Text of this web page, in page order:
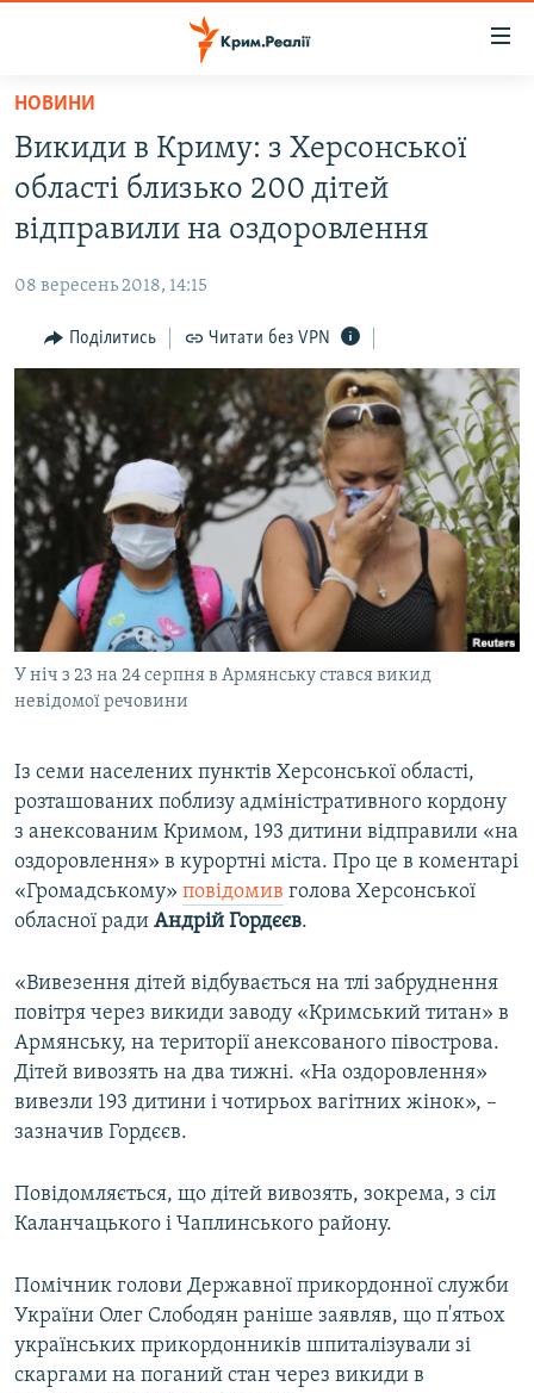
Перейти
основного
матеріалу
Перейти
до
основної
навігації
Перейти
до
пошуку
ВОДА.КРИМ
ВІДЕО ТА ФОТО
БЛОГИ
ПОГЛЯД
ІНТЕРВ'Ю
ВСЕ ЗА ДЕНЬ
СПЕЦПРОЕКТИ
ДЕПОРТАЦІЯ
ВІДЕОУРОКИ «ELIFBE»
СВІДЧЕННЯ ОКУПАЦІЇ
УКРАЇНСЬКА ПРОБЛЕМА КРИМУ
ІНФОГРАФІКА
ЯК ОБІЙТИ БЛОКУВАННЯ
Русский
Qırımtatar
ДОЛУЧАЙСЯ!
Усі сайти RFE/RL
НОВИНИ
Викиди в Криму: з Херсонської
області близько 200 дітей
відправили на оздоровлення
08 вересень 2018, 14:15
Поділитись Читати без VPN
У ніч з 23 на 24 серпня в Армянську стався викид
невідомої речовини
Із семи населених пунктів Херсонської області,
розташованих поблизу адміністративного кордону
з анексованим Кримом, 193 дитини відправили «на
оздоровлення» в курортні міста. Про це в коментарі
«Громадському» повідомив голова Херсонської
обласної ради Андрій Гордєєв.
«Вивезення дітей відбувається на тлі забруднення
повітря через викиди заводу «Кримський титан» в
Армянську, на території анексованого півострова.
Дітей вивозять на два тижні. «На оздоровлення»
вивезли 193 дитини і чотирьох вагітних жінок», –
зазначив Гордєєв.
Повідомляється, що дітей вивозять, зокрема, з сіл
Каланчацького і Чаплинського району.
Помічник голови Державної прикордонної служби
України Олег Слободян раніше заявляв, що п'ятьох
українських прикордонників шпиталізували зі
скаргами на поганий стан через викиди в